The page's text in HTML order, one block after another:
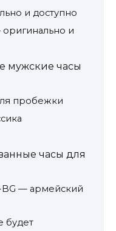
и доступно
оригинально и
мужские часы
пробежки
часы для
BG — армейский
будет